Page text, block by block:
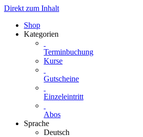
Direkt zum Inhalt
Shop
Kategorien
Terminbuchung
Kurse
Gutscheine
Einzeleintritt
Abos
Sprache
Deutsch